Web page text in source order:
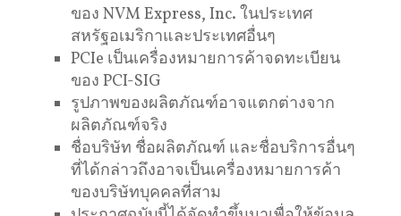
ของ NVM Express, Inc. ในประเทศ
สหรัฐอเมริกาและประเทศอื่นๆ
PCIe เป็นเครื่องหมายการค้าจดทะเบียน
ของ PCI-SIG
รูปภาพของผลิตภัณฑ์อาจแตกต่างจาก
ผลิตภัณฑ์จริง
ชื่อบริษัท ชื่อผลิตภัณฑ์ และชื่อบริการอื่นๆ
ที่ได้กล่าวถึงอาจเป็นเครื่องหมายการค้า
ของบริษัทบุคคลที่สาม